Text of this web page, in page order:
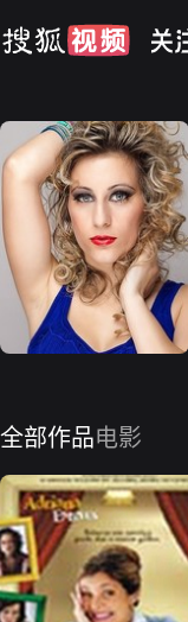
全部作品电影